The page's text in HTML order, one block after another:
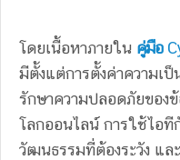
โดยเนื้อหาภายใน คู่มือ
มีตั้งแต่การตั้งค่าความเ
รักษาความปลอดภัยของ
โลกออนไลน์ การใช้ไอ
วัฒนธรรมที่ต้องระวัง แ